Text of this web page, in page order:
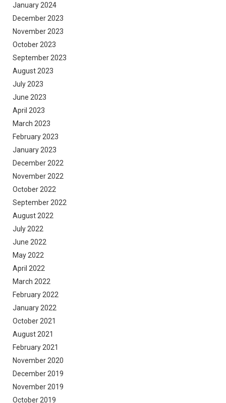
January 2024
December 2023
November 2023
October 2023
September 2023
August 2023
July 2023
June 2023
April 2023
March 2023
February 2023
January 2023
December 2022
November 2022
October 2022
September 2022
August 2022
July 2022
June 2022
May 2022
April 2022
March 2022
February 2022
January 2022
October 2021
August 2021
February 2021
November 2020
December 2019
November 2019
October 2019